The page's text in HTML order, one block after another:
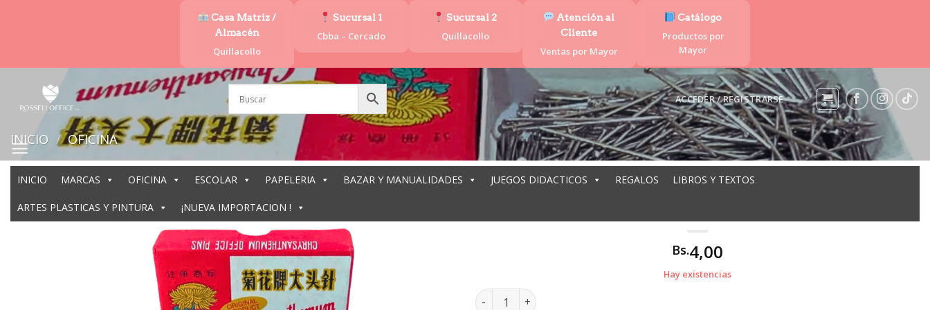
Casa Matriz /
Almacén
Quillacollo
Sucursal 1
Cbba – Cercado
Sucursal 2
Quillacollo
Atención al
Cliente
Ventas por Mayor
Catálogo
Productos por
Mayor
ACCEDER / REGISTRARSE
INICIO MARCAS OFICINA ESCOLAR PAPELERIA BAZAR Y MANUALIDADES JUEGOS DIDACTICOS REGALOS LIBROS Y TEXTOS
ARTES PLASTICAS Y PINTURA ¡NUEVA IMPORTACION !
INICIO / OFICINA
Bs.4,00
Hay existencias
ALFILER CAJA ROJA 26MM PAQ.50UD ML-041 cantidad